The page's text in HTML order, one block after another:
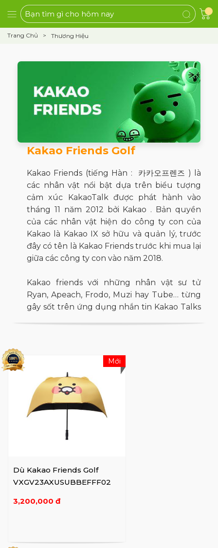
Trang Chủ Thương Hiệu
Kakao Friends Golf
Kakao Friends (tiếng Hàn : 카카오프렌즈 ) là
các nhân vật nổi bật dựa trên biểu tượng
cảm xúc KakaoTalk được phát hành vào
tháng 11 năm 2012 bởi Kakao . Bản quyền
của các nhân vật hiện do công ty con của
Kakao là Kakao IX sở hữu và quản lý, trước
đây có tên là Kakao Friends trước khi mua lại
giữa các công ty con vào năm 2018.
Kakao friends với những nhân vật sư tử
Ryan, Apeach, Frodo, Muzi hay Tube… từng
gây sốt trên ứng dụng nhắn tin Kakao Talks
khuôn mặt ngây thơ đáng yêu.
Vào tháng 5 năm 2021, Kakao VX đã bắt đầu
cho ra mắt dòng sản phẩm golf cao cấp
bằng cách sử dụng các nhân vật Kakao
Friends.
Dù Kakao Friends Golf
VXGV23AXUSUBBEFFF02
3,200,000 đ
Mới